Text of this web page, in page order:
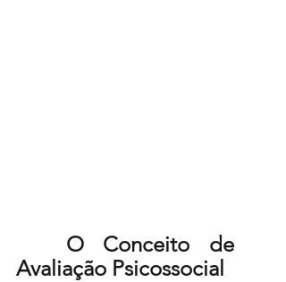
O Conceito de
Avaliação Psicossocial